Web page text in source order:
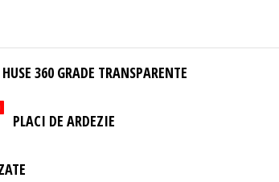
HUSE 360 GRADE TRANSPARENTE
PLACI DE ARDEZIE